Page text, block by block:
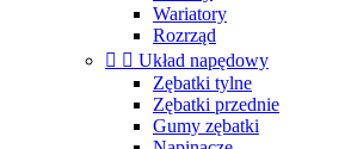
Wariatory
Rozrząd
  Układ napędowy
Zębatki tylne
Zębatki przednie
Gumy zębatki